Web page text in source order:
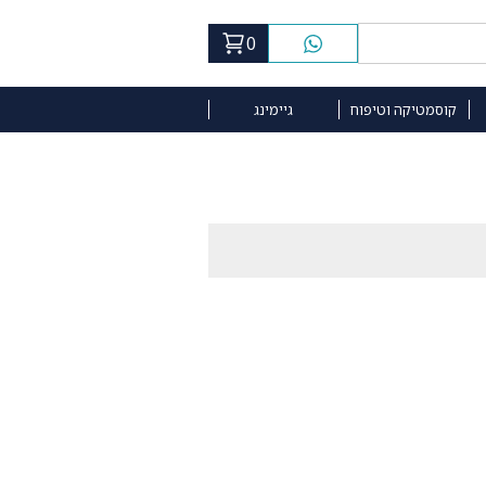
0
קוסמטיקה וטיפוח גיימינג